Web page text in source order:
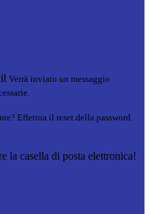
Verrà inviato un messaggio
Effettua il reset della password
la casella di posta elettronica!